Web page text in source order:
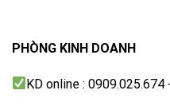
PHÒNG KINH DOANH
KD online : 0909.025.674